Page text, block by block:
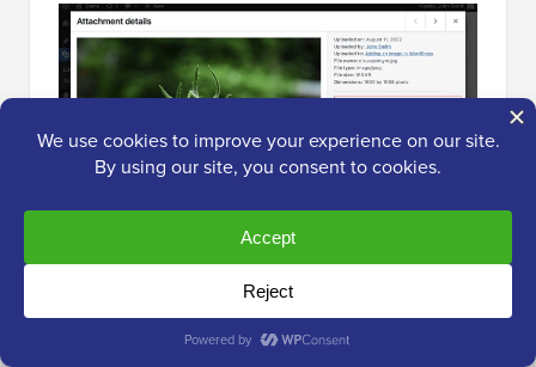
Poza tym możesz również użyćnarzędzia do
, aby zmniejszyć rozmiar zdjęć.
Pomoże to Twojej witrynie ładować się szybciej i